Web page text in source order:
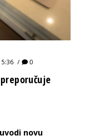
0
novu